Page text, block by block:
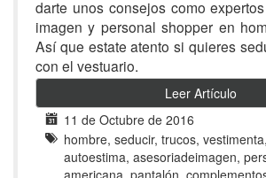
darte unos consejos como
imagen y personal shopper en
Así que estate atento si quieres
con el vestuario.
Leer Artículo
11 de Octubre de 2016
hombre, seducir, trucos,
autoestima, asesoriadeimagen,